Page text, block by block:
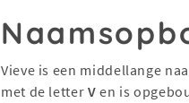
Vieve is een middellange
met de letter V en is